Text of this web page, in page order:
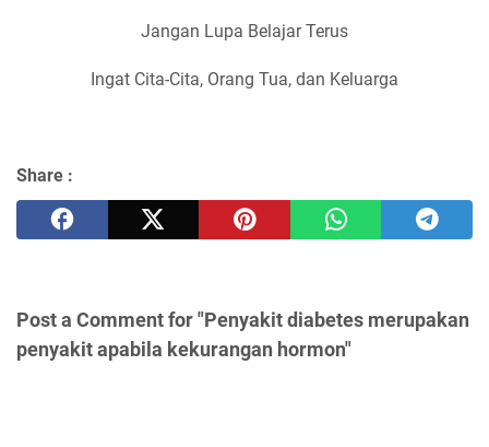
Jangan Lupa Belajar Terus
Ingat Cita-Cita, Orang Tua, dan Keluarga
Share :
Post a Comment for "Penyakit diabetes merupakan
penyakit apabila kekurangan hormon"